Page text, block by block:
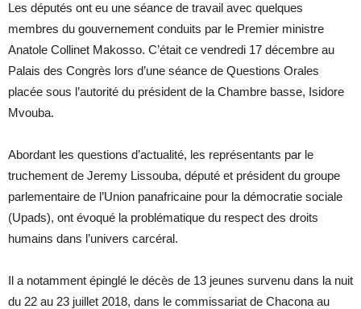
Les députés ont eu une séance de travail avec quelques
membres du gouvernement conduits par le Premier ministre
Anatole Collinet Makosso. C’était ce vendredi 17 décembre au
Palais des Congrès lors d’une séance de Questions Orales
placée sous l’autorité du président de la Chambre basse, Isidore
Mvouba.
Abordant les questions d’actualité, les représentants par le
truchement de Jeremy Lissouba, député et président du groupe
parlementaire de l’Union panafricaine pour la démocratie sociale
(Upads), ont évoqué la problématique du respect des droits
humains dans l’univers carcéral.
Il a notamment épinglé le décès de 13 jeunes survenu dans la nuit
du 22 au 23 juillet 2018, dans le commissariat de Chacona au